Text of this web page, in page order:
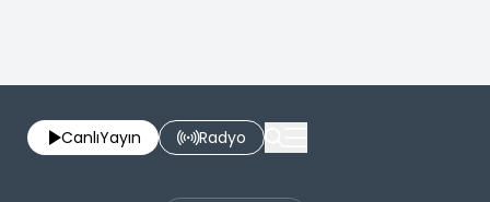
CanlıYayın Radyo